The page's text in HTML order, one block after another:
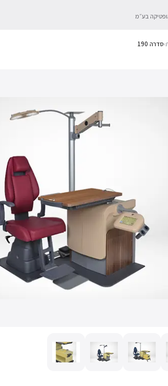
בע״מ
›סדרה 190